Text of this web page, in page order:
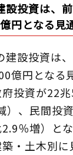
設投資は、
円となる見
設投資は
億円となる
投資が22
）、民間投
％増）と
・土木別